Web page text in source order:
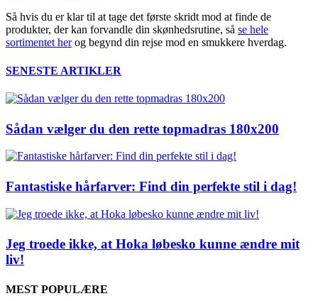
Så hvis du er klar til at tage det første skridt mod at finde de
produkter, der kan forvandle din skønhedsrutine, så se hele
sortimentet herog begynd din rejse mod en smukkere hverdag.
SENESTE ARTIKLER
Sådan vælger du den rette topmadras 180x200
Fantastiske hårfarver: Find din perfekte stil i dag!
Jeg troede ikke, at Hoka løbesko kunne ændre mit
liv!
MEST POPULÆRE